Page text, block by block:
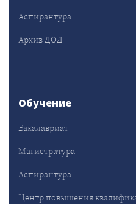
Аспирантура
Архив ДОД
Обучение
Бакалавриат
Магистратура
Аспирантура
Центр повышения